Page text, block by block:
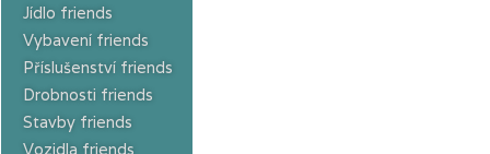
Jídlo friends
Vybavení friends
Příslušenství friends
Drobnosti friends
Stavby friends
Vozidla friends